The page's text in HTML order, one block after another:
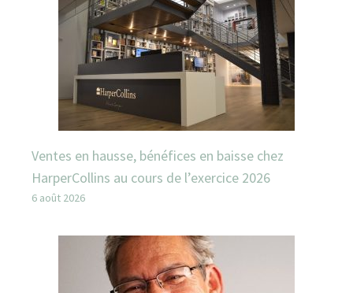
Ventes en hausse, bénéfices en baisse chez
HarperCollins au cours de l’exercice 2026
6 août 2026